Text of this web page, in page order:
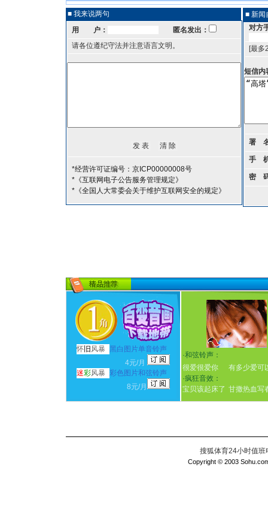
■ 我来说两句
用 户：
匿名发出：
请各位遵纪守法并注意语言文明。
*经营许可证编号：京ICP00000008号
*《互联网电子公告服务管理规定》
*《全国人大常委会关于维护互联网安全的规定》
■ 新闻
对方
[最多
短信内
署
手
密
怀 旧 风暴
黑白图片单音铃声
4元/月
迷彩风暴 彩色图片和弦铃声
8元/月
·和弦铃声：
很爱很爱你
有多少爱可
·疯狂音效：
宝贝该起床了 甘撒热血写
搜狐体育24小时值
Copyright © 2003